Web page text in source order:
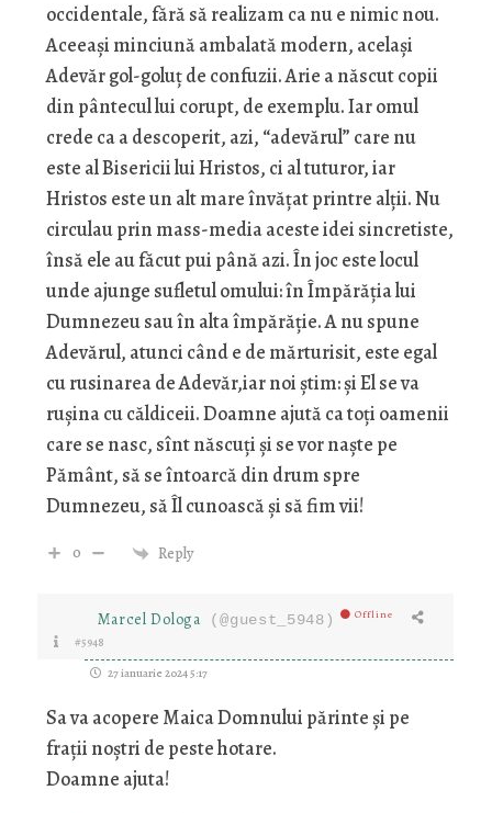
occidentale, fără să realizam ca nu e nimic nou.
Aceeași minciună ambalată modern, același
Adevăr gol-goluț de confuzii. Arie a născut copii
din pântecul lui corupt, de exemplu. Iar omul
crede ca a descoperit, azi, “adevărul” care nu
este al Bisericii lui Hristos, ci al tuturor, iar
Hristos este un alt mare învățat printre alții. Nu
circulau prin mass-media aceste idei sincretiste,
însă ele au făcut pui până azi. În joc este locul
unde ajunge sufletul omului: în Împărăția lui
Dumnezeu sau în alta împărăție. A nu spune
Adevărul, atunci când e de mărturisit, este egal
cu rusinarea de Adevăr,iar noi știm: și El se va
rușina cu căldiceii. Doamne ajută ca toți oamenii
care se nasc, sînt născuți și se vor naște pe
Pământ, să se întoarcă din drum spre
Dumnezeu, să Îl cunoască și să fim vii!
0 Reply
Marcel Dologa (@guest_5948) Offline
#5948
27 ianuarie 2024 5:17
Sa va acopere Maica Domnului părinte și pe
frații noștri de peste hotare.
Doamne ajuta!